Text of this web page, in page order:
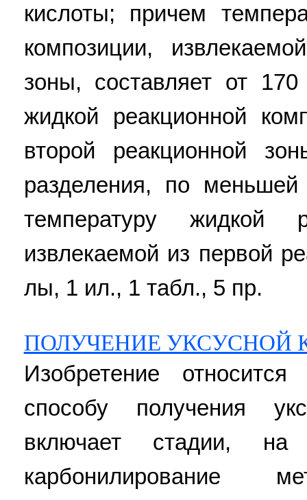
кислоты; причем
композиции,
зоны, составляет от
жидкой реакционной
второй реакционной
разделения, по
температуру жидкой
извлекаемой из первой
лы, 1 ил., 1 табл., 5 пр.
ПОЛУЧЕНИЕ УКСУСНОЙ
Изобретение
способу получения
включает стадии,
карбонилирование